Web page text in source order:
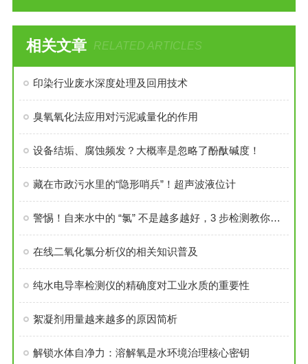
相关文章 RELATED ARTICLES
印染行业废水深度处理及回用技术
臭氧氧化法应用对污泥减量化的作用
设备结垢、腐蚀频发？大概率是忽略了酚酞碱度！
藏在市政污水里的“隐形哨兵”！超声波液位计
警惕！自来水中的 “氯” 不是越多越好，3 步检测教你看懂安全线
在线二氧化氯分析仪的相关知识普及
纯水电导率检测仪的精确度对工业水质的重要性
絮凝剂用量越来越多的原因简析
解锁水体自净力：溶解氧是水环境治理核心密钥